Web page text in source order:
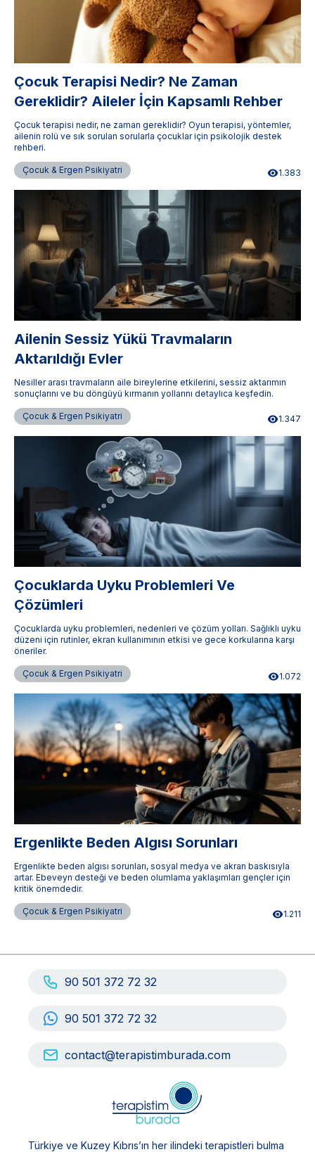
Çocuk Terapisi Nedir? Ne Zaman
Gereklidir? Aileler İçin Kapsamlı Rehber
Çocuk terapisi nedir, ne zaman gereklidir? Oyun terapisi, yöntemler,
ailenin rolü ve sık sorulan sorularla çocuklar için psikolojik destek
rehberi.
Çocuk & Ergen Psikiyatri 1.383
Ailenin Sessiz Yükü Travmaların
Aktarıldığı Evler
Nesiller arası travmaların aile bireylerine etkilerini, sessiz aktarımın
sonuçlarını ve bu döngüyü kırmanın yollarını detaylıca keşfedin.
Çocuk & Ergen Psikiyatri 1.347
Çocuklarda Uyku Problemleri Ve
Çözümleri
Çocuklarda uyku problemleri, nedenleri ve çözüm yolları. Sağlıklı uyku
düzeni için rutinler, ekran kullanımının etkisi ve gece korkularına karşı
öneriler.
Çocuk & Ergen Psikiyatri 1.072
Ergenlikte Beden Algısı Sorunları
Ergenlikte beden algısı sorunları, sosyal medya ve akran baskısıyla
artar. Ebeveyn desteği ve beden olumlama yaklaşımları gençler için
kritik önemdedir.
Çocuk & Ergen Psikiyatri 1.211
90 501 372 72 32
90 501 372 72 32
contact@terapistimburada.com
Türkiye ve Kuzey Kıbrıs’ın her ilindeki terapistleri bulma